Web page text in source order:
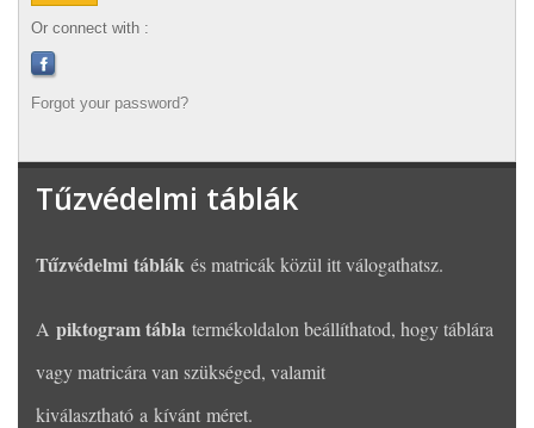
Or connect with :
Forgot your password?
Tűzvédelmi táblák
Tűzvédelmi táblák és matricák közül itt válogathatsz.
A piktogram tábla termékoldalon beállíthatod, hogy táblára
vagy matricára van szükséged, valamit
kiválasztható a kívánt méret.